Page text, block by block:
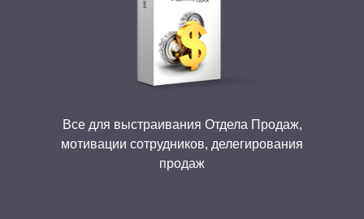
Все для выстраивания Отдела Продаж,
мотивации сотрудников, делегирования
продаж